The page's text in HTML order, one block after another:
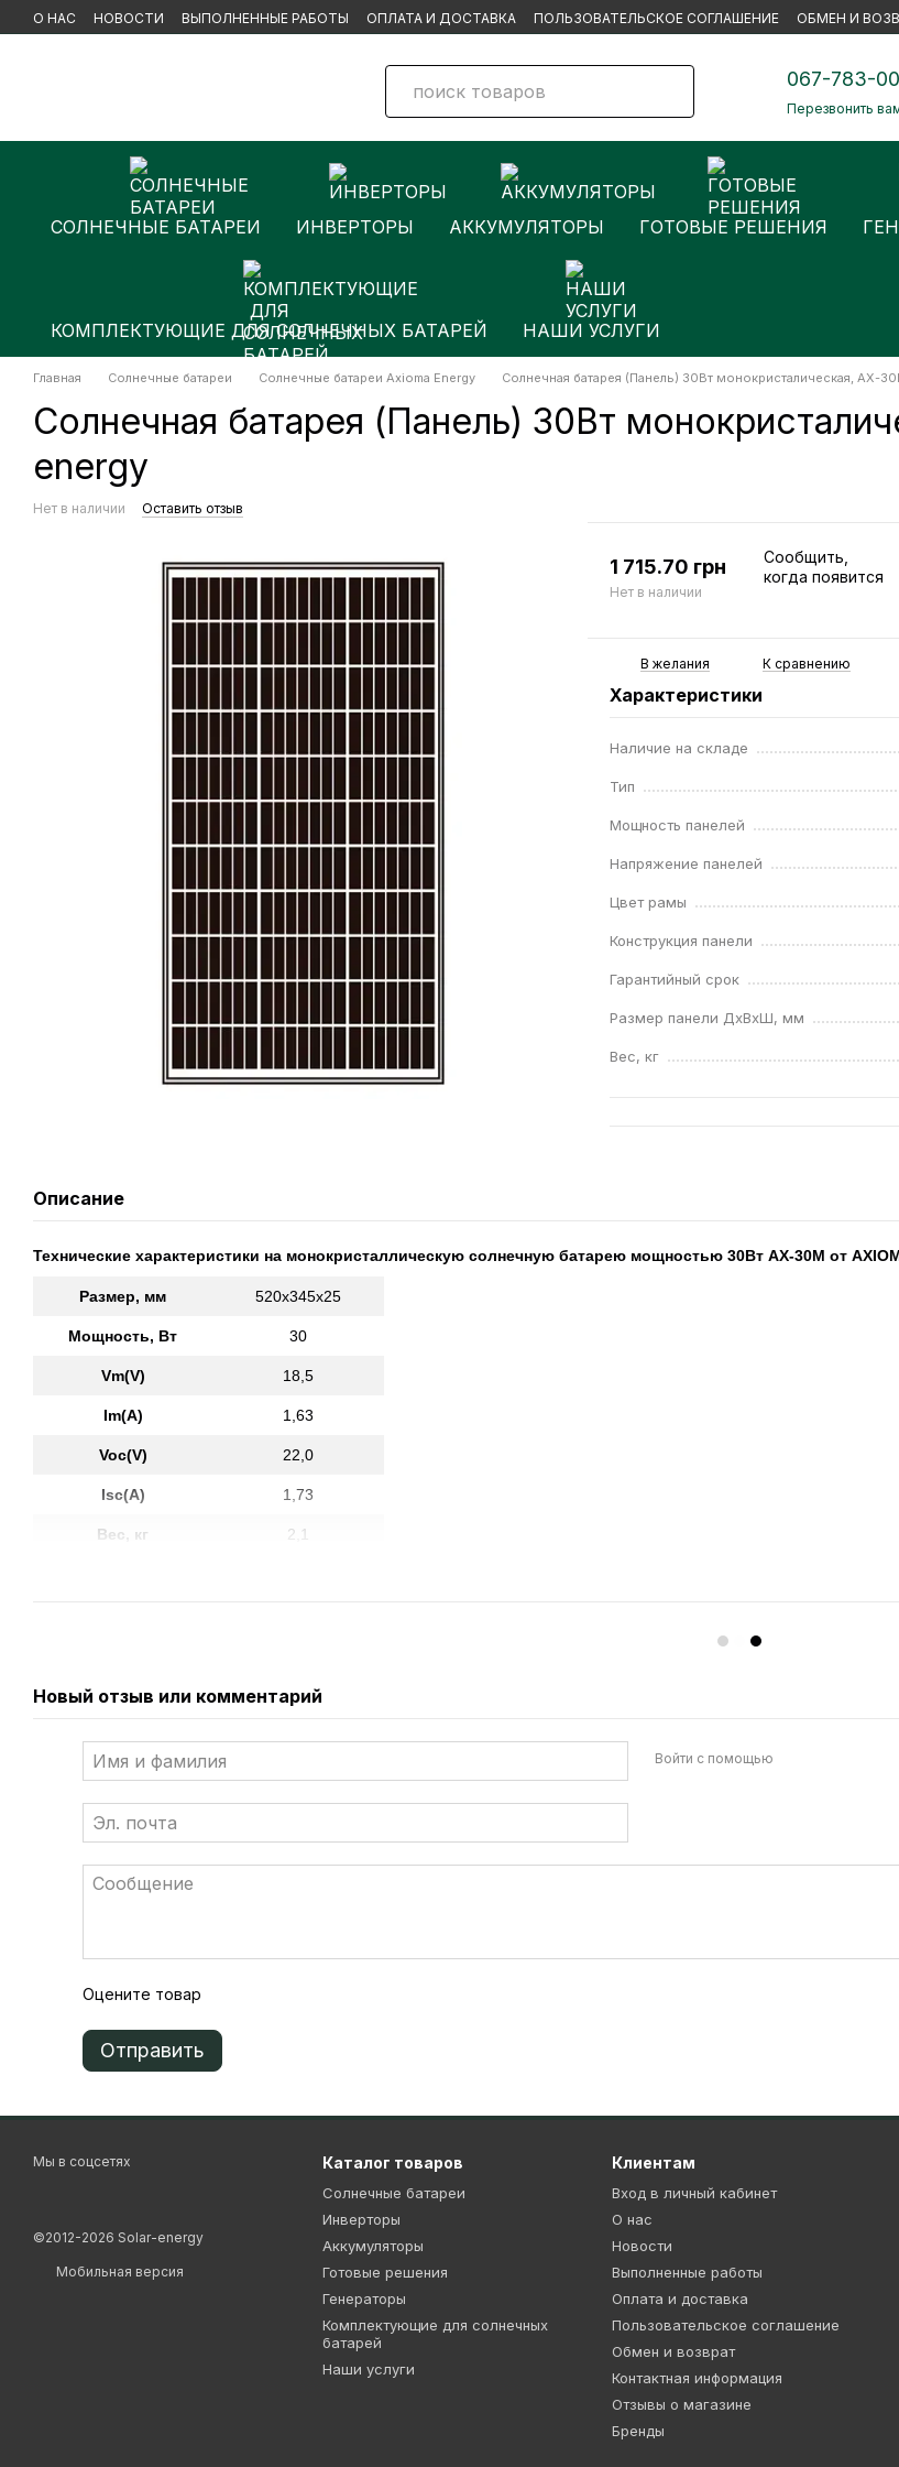
Перейти к основному контенту
О НАС НОВОСТИ ВЫПОЛНЕННЫЕ РАБОТЫ ОПЛАТА И ДОСТАВКА ПОЛЬЗОВАТЕЛЬСКОЕ СОГЛАШЕНИЕ ОБМЕН И
067-783-
Перезвонить
СОЛНЕЧНЫЕ БАТАРЕИ ИНВЕРТОРЫ АККУМУЛЯТОРЫ ГОТОВЫЕ РЕШЕНИЯ
КОМПЛЕКТУЮЩИЕ ДЛЯ СОЛНЕЧНЫХ БАТАРЕЙ НАШИ УСЛУГИ
Главная Солнечные батареи Солнечные батареи Axioma Energy Солнечная батарея (Панель) 30Вт монокристалическая, AX-
Солнечная батарея (Панель) 30Вт
energy
Нет в наличии Оставить отзыв
1 715.70 грн
Нет в наличии
Сообщить,
когда появится
В желания К сравнению
Характеристики
Наличие на складе
Тип
Мощность панелей
Напряжение панелей
Цвет рамы
Конструкция панели
Гарантийный срок
Размер панели ДхВхШ, мм
Вес, кг
Описание
Технические характеристики на монокристаллическую солнечную батарею мощностью 30Вт AX-30М от
Размер, мм 520х345х25
Мощность, Вт 30
Vm(V) 18,5
Im(A) 1,63
Voc(V) 22,0
Isc(A) 1,73
Вес, кг 2,1
механически прочная конструкция, адаптированная под климатические нагрузки Европы и Украины -
гарантированная надежность и строгие гарантии качества - значительно превосходят сертификационные
высокая надежность в экстремальных условиях окружающей среды (сильный солевой туман, аммиак, песчанные
лучшее соотношение цены и качества.
Новый отзыв или комментарий
Войти с помощью
Оцените товар
Отправить
Мы в соцсетях
©2012-2026 Solar-energy
Мобильная версия
Каталог товаров
Солнечные батареи
Инверторы
Аккумуляторы
Готовые решения
Генераторы
Комплектующие для солнечных
батарей
Наши услуги
Клиентам
Вход в личный кабинет
О нас
Новости
Выполненные работы
Оплата и доставка
Пользовательское соглашение
Обмен и возврат
Контактная информация
Отзывы о магазине
Бренды